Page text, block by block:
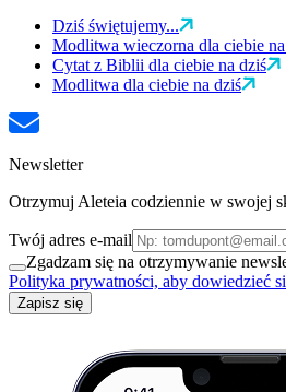
Dziś świętujemy...
Modlitwa wieczorna dla ciebie
Cytat z Biblii dla ciebie na dziś
Modlitwa dla ciebie na dziś
Newsletter
Otrzymuj Aleteia codziennie w swojej
Twój adres e-mail
Zgadzam się na otrzymywanie
Polityka prywatności, aby dowiedzieć
Zapisz się